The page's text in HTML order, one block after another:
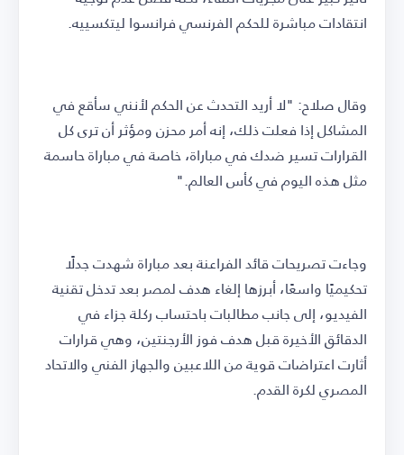
انتقادات مباشرة للحكم الفرنسي فرانسوا ليتكسييه.
وقال صلاح: "لا أريد التحدث عن الحكم لأنني سأقع في
المشاكل إذا فعلت ذلك، إنه أمر محزن ومؤثر أن ترى كل
القرارات تسير ضدك في مباراة، خاصة في مباراة حاسمة
مثل هذه اليوم في كأس العالم."
وجاءت تصريحات قائد الفراعنة بعد مباراة شهدت جدلًا
تحكيميًا واسعًا، أبرزها إلغاء هدف لمصر بعد تدخل تقنية
الفيديو، إلى جانب مطالبات باحتساب ركلة جزاء في
الدقائق الأخيرة قبل هدف فوز الأرجنتين، وهي قرارات
أثارت اعتراضات قوية من اللاعبين والجهاز الفني والاتحاد
المصري لكرة القدم.